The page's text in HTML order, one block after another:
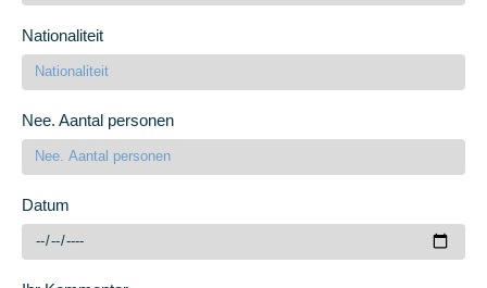
Nationaliteit
Nee. Aantal personen
Datum